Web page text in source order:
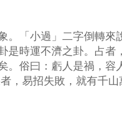
。「小過」二字倒轉來
是時運不濟之卦。占者
俗曰：虧人是禍，容
，易招失敗，就有千山